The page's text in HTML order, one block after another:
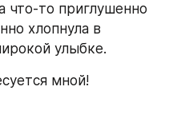
что-то приглушенно
хлопнула в
улыбке.
мной!